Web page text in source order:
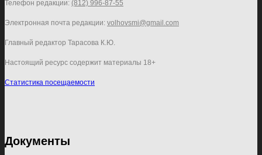
Телефон редакции: (812) 996-87-55
Электронная почта редакции: volhovsmi@gmail.com
Главный редактор Тарасова К.Ю.
Настоящий ресурс содержит материалы 18+
Статистика посещаемости
Документы